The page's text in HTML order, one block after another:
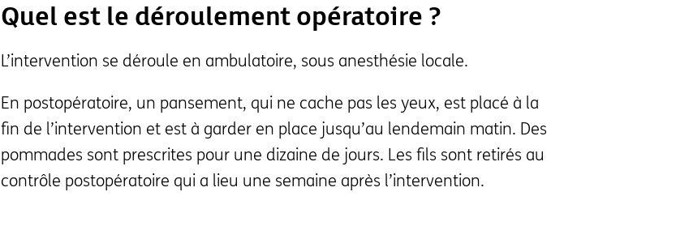
Quel est le déroulement opératoire ?
L’intervention se déroule en ambulatoire, sous anesthésie locale.
En postopératoire, un pansement, qui ne cache pas les yeux, est placé à la
fin de l’intervention et est à garder en place jusqu’au lendemain matin. Des
pommades sont prescrites pour une dizaine de jours. Les fils sont retirés au
contrôle postopératoire qui a lieu une semaine après l’intervention.